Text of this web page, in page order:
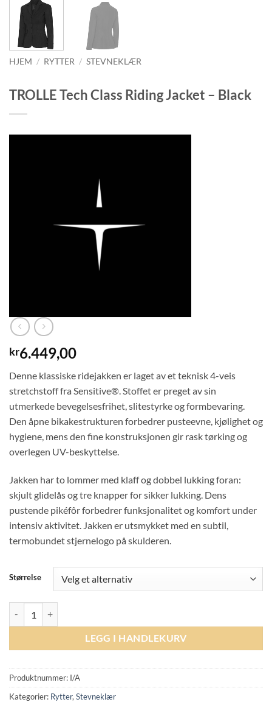
HJEM / RYTTER / STEVNEKLÆR
TROLLE Tech Class Riding Jacket – Black
kr6.449,00
Denne klassiske ridejakken er laget av et teknisk 4-veis
stretchstoff fra Sensitive®. Stoffet er preget av sin
utmerkede bevegelsesfrihet, slitestyrke og formbevaring.
Den åpne bikakestrukturen forbedrer pusteevne, kjølighet og
hygiene, mens den fine konstruksjonen gir rask tørking og
overlegen UV-beskyttelse.
Jakken har to lommer med klaff og dobbel lukking foran:
skjult glidelås og tre knapper for sikker lukking. Dens
pustende pikéfôr forbedrer funksjonalitet og komfort under
intensiv aktivitet. Jakken er utsmykket med en subtil,
termobundet stjernelogo på skulderen.
Størrelse
LEGG I HANDLEKURV
Produktnummer: I/A
Kategorier: Rytter, Stevneklær